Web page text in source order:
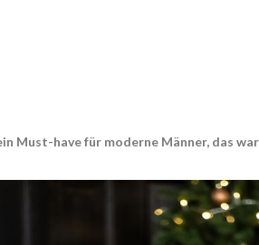
Must-have für moderne Männer, das